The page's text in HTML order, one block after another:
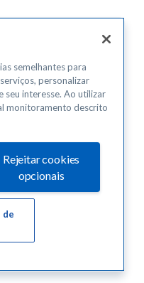
semelhantes para
personalizar
seu interesse. Ao utilizar
monitoramento descrito
Rejeitar cookies
opcionais